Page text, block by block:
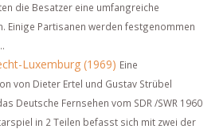
die Besatzer eine umfangreiche
Einige Partisanen werden festgenommen
Luxemburg (1969) Eine
von Dieter Ertel und Gustav Strübel
Deutsche Fernsehen vom SDR /SWR 1960
in 2 Teilen befasst sich mit zwei der